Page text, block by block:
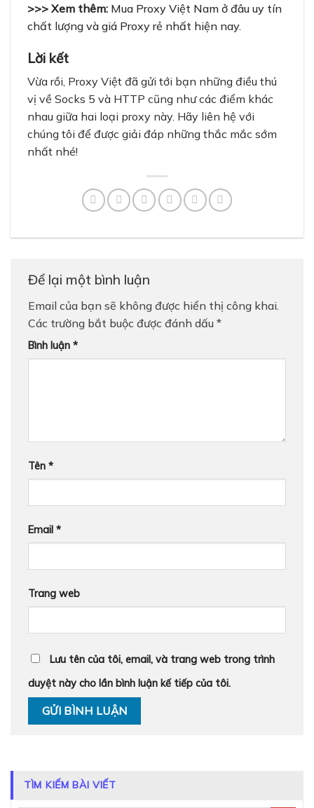
>>> Xem thêm: Mua Proxy Việt Nam ở đâu uy tín
chất lượng và giá Proxy rẻ nhất hiện nay.
Lời kết
Vừa rồi, Proxy Việt đã gửi tới bạn những điều thú
vị về Socks 5 và HTTP cũng như các điểm khác
nhau giữa hai loại proxy này. Hãy liên hệ với
chúng tôi để được giải đáp những thắc mắc sớm
nhất nhé!
Để lại một bình luận
Email của bạn sẽ không được hiển thị công khai.
Các trường bắt buộc được đánh dấu *
Bình luận *
Tên *
Email *
Trang web
Lưu tên của tôi, email, và trang web trong trình
duyệt này cho lần bình luận kế tiếp của tôi.
TÌM KIẾM BÀI VIẾT